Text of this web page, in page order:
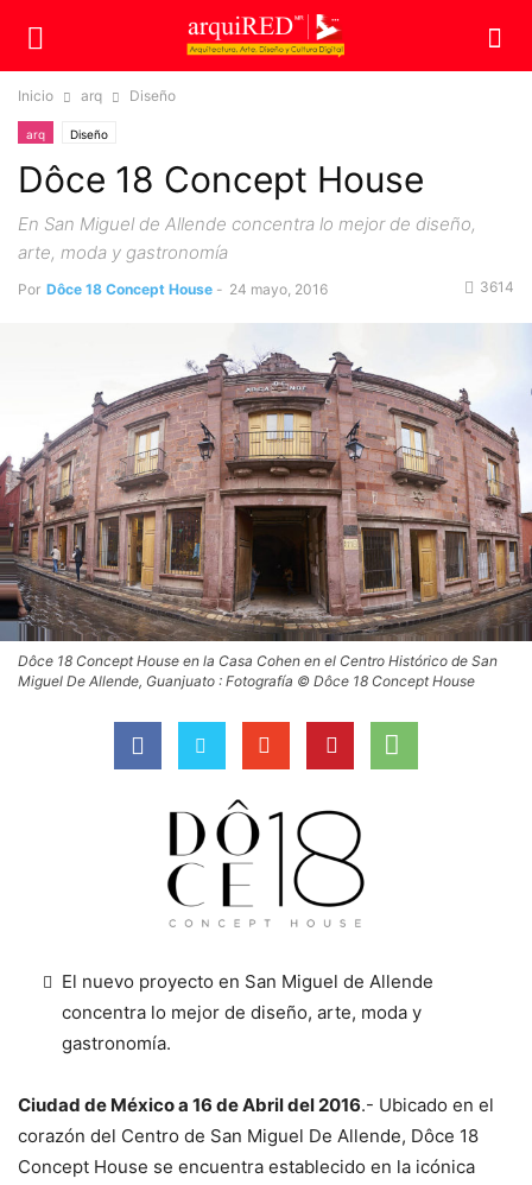
Inicio arq Diseño
arq Diseño
Dôce 18 Concept House
En San Miguel de Allende concentra lo mejor de diseño,
arte, moda y gastronomía
Por Dôce 18 Concept House - 24 mayo, 2016 3614
Dôce 18 Concept House en la Casa Cohen en el Centro Histórico de San
Miguel De Allende, Guanjuato : Fotografía © Dôce 18 Concept House
El nuevo proyecto en San Miguel de Allende
concentra lo mejor de diseño, arte, moda y
gastronomía.
Ciudad de México a 16 de Abril del 2016.- Ubicado en el
corazón del Centro de San Miguel De Allende, Dôce 18
Concept House se encuentra establecido en la icónica